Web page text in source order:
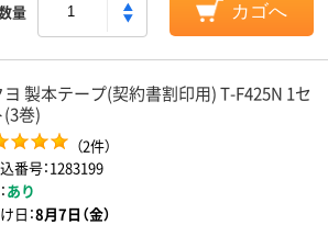
量 カゴへ
ヨ 製本テープ(契約書割印用) T-F425N 1セ
(3巻)
（2件）
番号：1283199
あり
日：8月7日（金）